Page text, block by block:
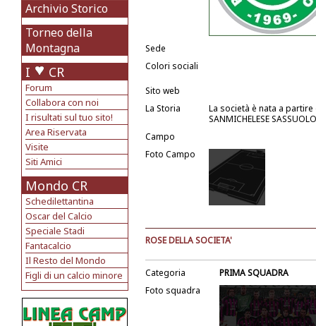
Archivio Storico
Torneo della
Montagna
I CR
Forum
Collabora con noi
I risultati sul tuo sito!
Area Riservata
Visite
Siti Amici
Mondo CR
Schedilettantina
Oscar del Calcio
Speciale Stadi
Fantacalcio
Il Resto del Mondo
Figli di un calcio minore
Sede
Colori sociali
Sito web
La Storia
La società è nata a
SANMICHELESE
Campo
Foto Campo
ROSE DELLA SOCIETA'
Categoria
PRIMA SQUADRA
Foto squadra